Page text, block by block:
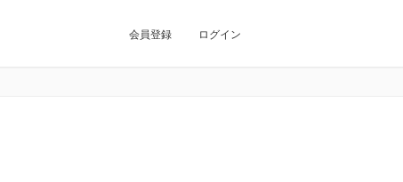
会員登録 ログイン